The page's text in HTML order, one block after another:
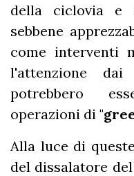
della ciclovia e
sebbene
come interventi
l'attenzione
potrebbero
operazioni di "
Alla luce di
del dissalatore